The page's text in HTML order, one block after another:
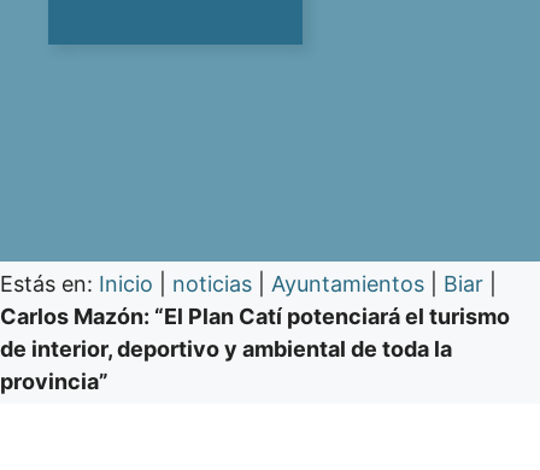
Estás en: Inicio noticias Ayuntamientos Biar
Carlos Mazón: “El Plan Catí potenciará el turismo
de interior, deportivo y ambiental de toda la
provincia”